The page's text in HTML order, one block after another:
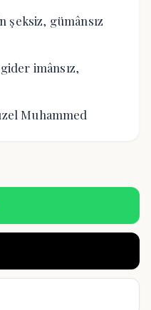
şeksiz, gümânsız
imânsız,
Muhammed